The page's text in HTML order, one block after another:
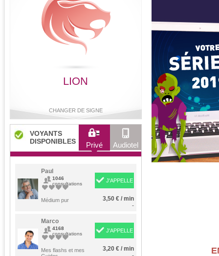
LION
CHANGER DE SIGNE
Bélier Taureau Gémeaux Cancer
Lion Vierge Scorpion
Sagittaire
VOYANTS
DISPONIBLES
Privé Audiotel
Paul
1046
consultations
Médium pur
J'APPELLE
3,50 € / min
-
Marco
4168
consultations
Mes flashs et mes
J'APPELLE
3,20 € / min